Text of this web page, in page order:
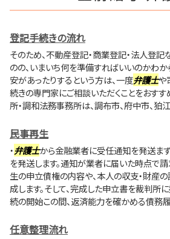
登記手続きの流れ
そのため、不動産登記・商業登記・法人登
のの、いまいち何を準備すればいいのかわか
安があったりするという方は、一度弁護士や
続きの専門家にご相談いただくことをおすす
所・調和法務事務所は、調布市、府中市、狛
民事再生
・弁護士から金融業者に受任通知を発送まず
を発送します。通知が業者に届いた時点で請
生の申立債権の内容や、本人の収支・財産
成します。そして、完成した申立書を裁判所
続の開始この間、返済能力を確かめる債務
任意整理流れ